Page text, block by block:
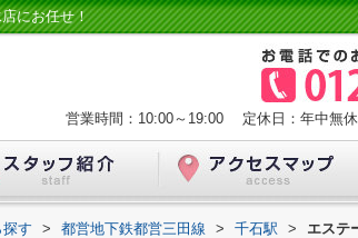
にお任せ！
営業時間：10:00～19:00 定休日：年中無
す > 都営地下鉄都営三田線 > 千石駅 > エステ